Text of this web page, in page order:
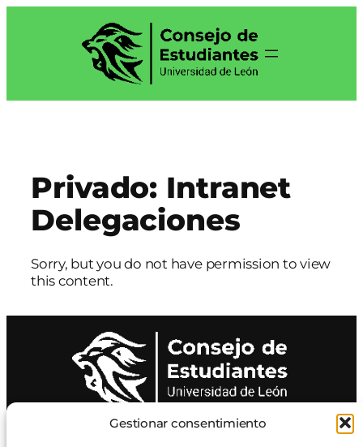
Gestionar consentimiento
Privado: Intranet
Delegaciones
Sorry, but you do not have permission to view
this content.